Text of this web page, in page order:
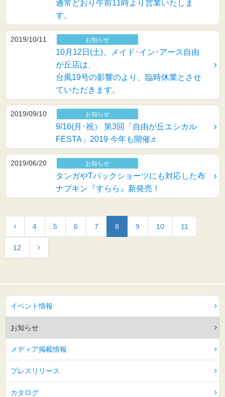
通常どおり午前11時より営業いたしま
す。
2019/10/11 お知らせ
10月12日(土)、メイド･イン･アース自由
が丘店は、
台風19号の影響のより、臨時休業とさせ
ていただきます。
2019/09/10 お知らせ
9/16(月･祝） 第3回「自由が丘エシカル
FESTA」2019 今年も開催♬
2019/06/20 お知らせ
タンガやTバックショーツにも対応した布
ナプキン『すらら』新発売！
4 5 6 7 8 9 10 11
12
イベント情報
お知らせ
メディア掲載情報
プレスリリース
カタログ